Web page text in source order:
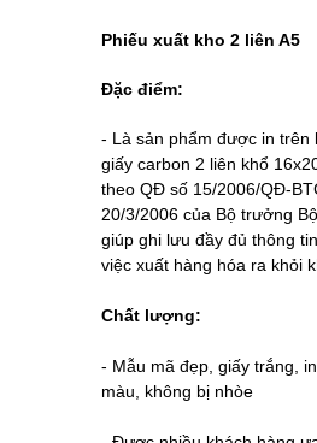
Phiếu xuất kho 2 liên A5
Đặc điểm:
- Là sản phẩm được in trên
giấy carbon 2 liên khổ
theo QĐ số 15/2006/QĐ-
20/3/2006 của Bộ trưởng
giúp ghi lưu đầy đủ thông
việc xuất hàng hóa ra khỏi
Chất lượng:
- Mẫu mã đẹp, giấy trắng,
màu, không bị nhòe